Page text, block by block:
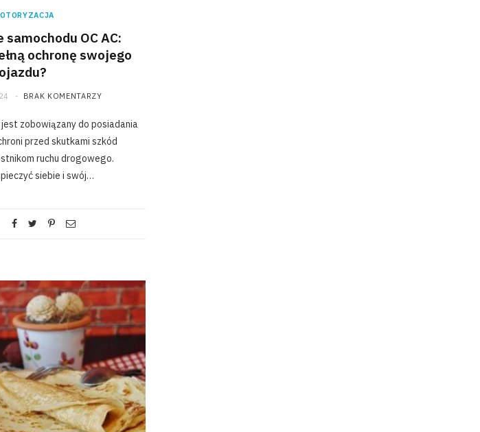
samochodu OC AC:
ochronę swojego
BRAK KOMENTARZY
zobowiązany do posiadania
przed skutkami szkód
ruchu drogowego.
siebie i swój…